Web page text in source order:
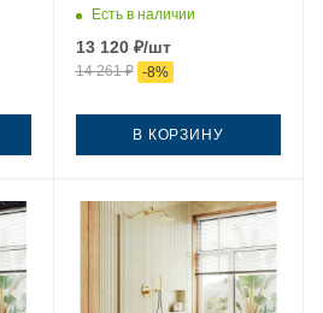
профиль черный
Есть в наличии
13 120₽/шт
14 261₽ -8%
В КОРЗИНУ